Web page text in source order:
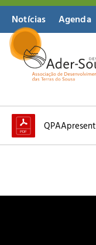
Notícias Agenda